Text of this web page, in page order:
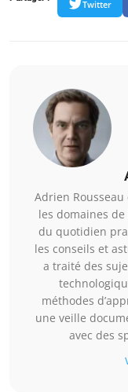
Twitter
Adrien
les domaines
du quotidien
les conseils et
a traité des
méthodes
une veille
avec des